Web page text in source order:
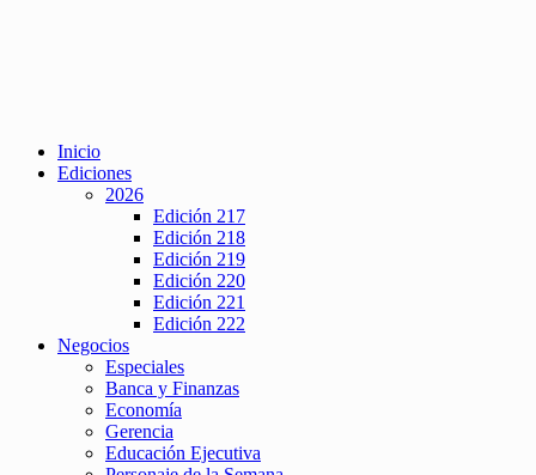
Inicio
Ediciones
2026
Edición 217
Edición 218
Edición 219
Edición 220
Edición 221
Edición 222
Negocios
Especiales
Banca y Finanzas
Economía
Gerencia
Educación Ejecutiva